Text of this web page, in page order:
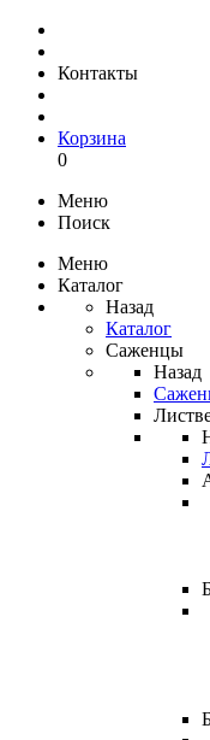
Контакты
Корзина
0
Меню
Поиск
Меню
Каталог
Назад
Каталог
Саженцы
Назад